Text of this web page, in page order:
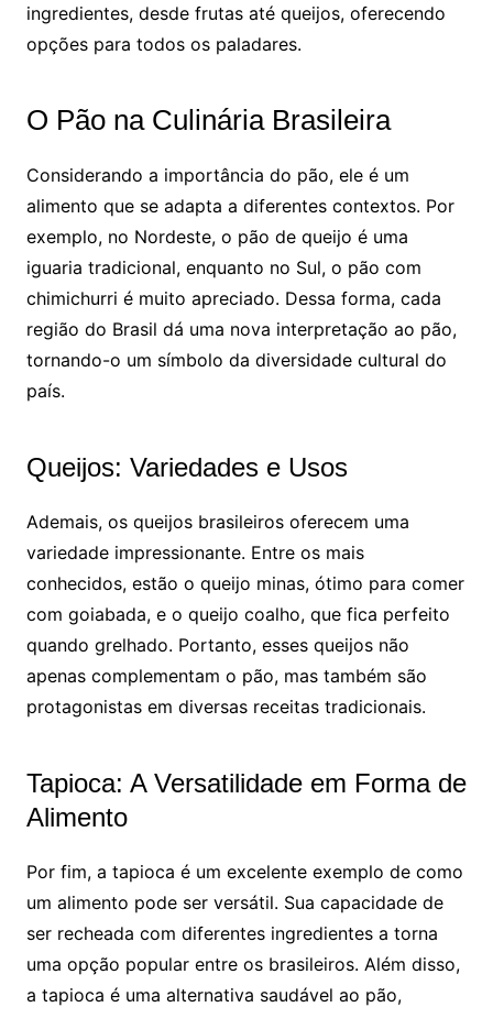
ingredientes, desde frutas até queijos, oferecendo
opções para todos os paladares.
O Pão na Culinária Brasileira
Considerando a importância do pão, ele é um
alimento que se adapta a diferentes contextos. Por
exemplo, no Nordeste, o pão de queijo é uma
iguaria tradicional, enquanto no Sul, o pão com
chimichurri é muito apreciado. Dessa forma, cada
região do Brasil dá uma nova interpretação ao pão,
tornando-o um símbolo da diversidade cultural do
país.
Queijos: Variedades e Usos
Ademais, os queijos brasileiros oferecem uma
variedade impressionante. Entre os mais
conhecidos, estão o queijo minas, ótimo para comer
com goiabada, e o queijo coalho, que fica perfeito
quando grelhado. Portanto, esses queijos não
apenas complementam o pão, mas também são
protagonistas em diversas receitas tradicionais.
Tapioca: A Versatilidade em Forma de
Alimento
Por fim, a tapioca é um excelente exemplo de como
um alimento pode ser versátil. Sua capacidade de
ser recheada com diferentes ingredientes a torna
uma opção popular entre os brasileiros. Além disso,
a tapioca é uma alternativa saudável ao pão,